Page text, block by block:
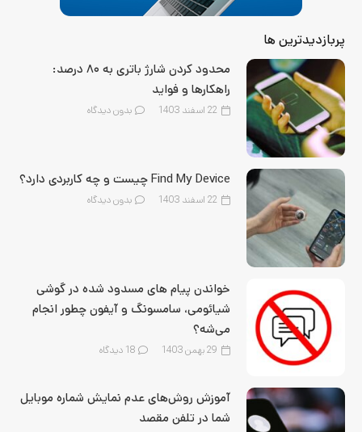
پربازدیدترین ها
محدود کردن شارژ باتری به ۸۰ درصد:
راهکارها و فواید
22 اسفند 1403 بدون دیدگاه
Find My Device چیست و چه کاربردی دارد؟
22 اسفند 1403 بدون دیدگاه
خواندن پیام های مسدود شده در گوشی
شیائومی، سامسونگ و آیفون چطور انجام
می‌شه؟
29 بهمن 1403 18 دیدگاه
آموزش روش‌های عدم نمایش شماره موبایل
شما در تلفن مقصد